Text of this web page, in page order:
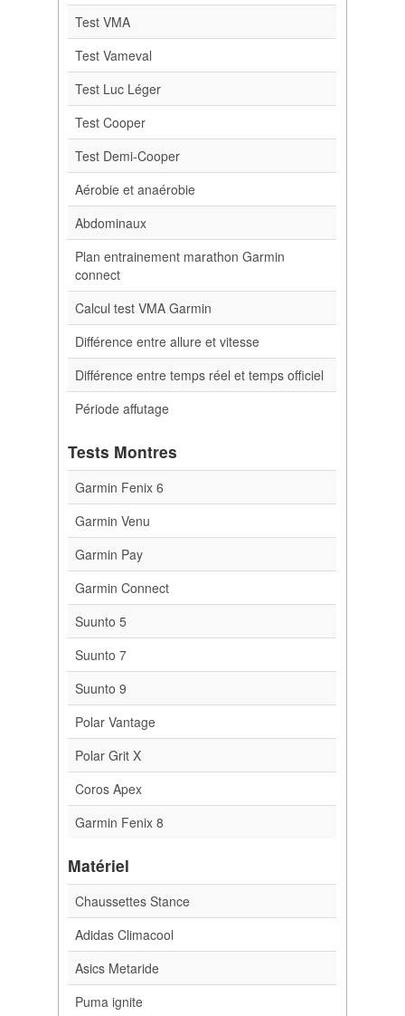
Test VMA
Test Vameval
Test Luc Léger
Test Cooper
Test Demi-Cooper
Aérobie et anaérobie
Abdominaux
Plan entrainement marathon Garmin
connect
Calcul test VMA Garmin
Différence entre allure et vitesse
Différence entre temps réel et temps officiel
Période affutage
Tests Montres
Garmin Fenix 6
Garmin Venu
Garmin Pay
Garmin Connect
Suunto 5
Suunto 7
Suunto 9
Polar Vantage
Polar Grit X
Coros Apex
Garmin Fenix 8
Matériel
Chaussettes Stance
Adidas Climacool
Asics Metaride
Puma ignite